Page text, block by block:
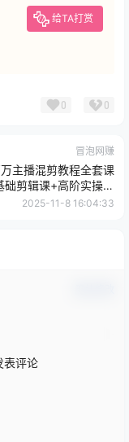
给TA打赏
0 0
冒泡网赚
主播混剪教程全套课
础剪辑课+高阶实操，
简单易懂
2025-11-8 16:04:33
表评论